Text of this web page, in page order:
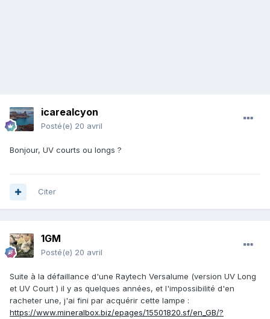
icarealcyon
Posté(e) 20 avril
Bonjour, UV courts ou longs ?
Citer
1GM
Posté(e) 20 avril
Suite à la défaillance d'une Raytech Versalume (version UV Long
et UV Court ) il y as quelques années, et l'impossibilité d'en
racheter une, j'ai fini par acquérir cette lampe :
https://www.mineralbox.biz/epages/15501820.sf/en_GB/?